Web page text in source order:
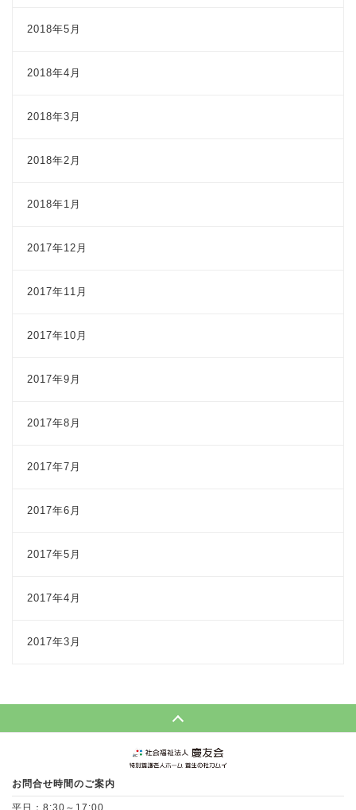
2018年5月
2018年4月
2018年3月
2018年2月
2018年1月
2017年12月
2017年11月
2017年10月
2017年9月
2017年8月
2017年7月
2017年6月
2017年5月
2017年4月
2017年3月
お問合せ時間のご案内
平日：8:30～17:00